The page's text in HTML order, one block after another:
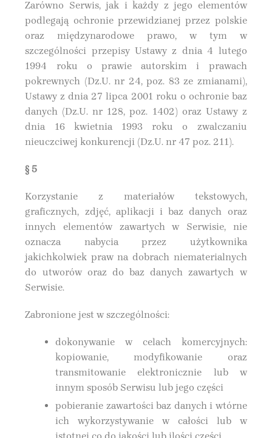
Zarówno Serwis, jak i każdy z jego elementów
podlegają ochronie przewidzianej przez polskie
oraz międzynarodowe prawo, w tym w
szczególności przepisy Ustawy z dnia 4 lutego
1994 roku o prawie autorskim i prawach
pokrewnych (Dz.U. nr 24, poz. 83 ze zmianami),
Ustawy z dnia 27 lipca 2001 roku o ochronie baz
danych (Dz.U. nr 128, poz. 1402) oraz Ustawy z
dnia 16 kwietnia 1993 roku o zwalczaniu
nieuczciwej konkurencji (Dz.U. nr 47 poz. 211).
§ 5
Korzystanie z materiałów tekstowych,
graficznych, zdjęć, aplikacji i baz danych oraz
innych elementów zawartych w Serwisie, nie
oznacza nabycia przez użytkownika
jakichkolwiek praw na dobrach niematerialnych
do utworów oraz do baz danych zawartych w
Serwisie.
Zabronione jest w szczególności:
dokonywanie w celach komercyjnych:
kopiowanie, modyfikowanie oraz
transmitowanie elektronicznie lub w
innym sposób Serwisu lub jego części
pobieranie zawartości baz danych i wtórne
ich wykorzystywanie w całości lub w